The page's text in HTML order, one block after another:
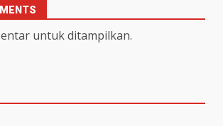
untuk ditampilkan.